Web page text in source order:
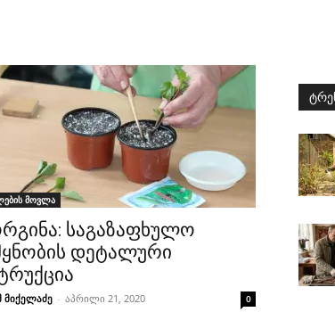
მოვლა
საგაზაფხულო
დეტალური
მიქელაძე - აპრილი 21, 2020 0